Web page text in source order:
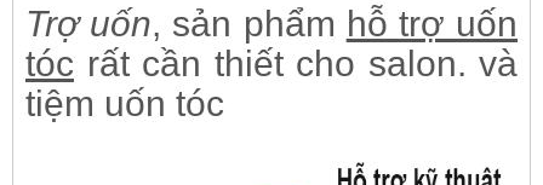
Trợ uốn, sản phẩm hỗ trợ uốn
tóc rất cần thiết cho salon. và
tiệm uốn tóc